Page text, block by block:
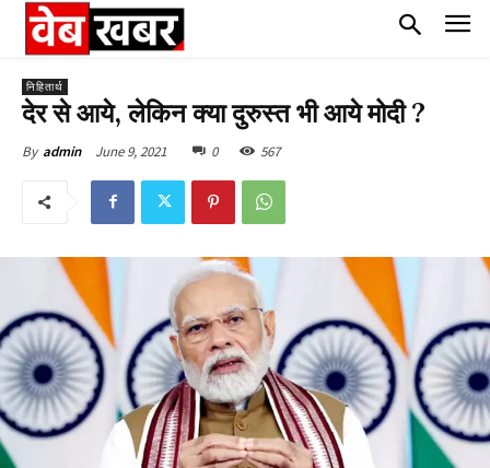
निहितार्थ
देर से आये, लेकिन क्या दुरुस्त भी आये मोदी ?
By admin June 9, 2021 0 567